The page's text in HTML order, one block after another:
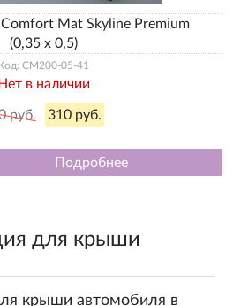
Mat Skyline Premium
(0,35 х 0,5)
CM200-05-41
Нет в наличии
руб. 310 руб.
Подробнее
для крыши
крыши автомобиля в